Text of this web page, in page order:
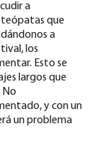
a
que
a
los
Esto se
largos que
No
y con un
un problema